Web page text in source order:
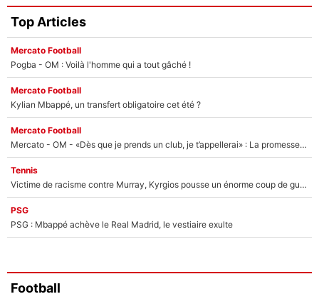
Top Articles
Mercato Football
Pogba - OM : Voilà l'homme qui a tout gâché !
Mercato Football
Kylian Mbappé, un transfert obligatoire cet été ?
Mercato Football
Mercato - OM - «Dès que je prends un club, je t’appellerai» : La promesse de Marcelino au moment de claquer la porte
Tennis
Victime de racisme contre Murray, Kyrgios pousse un énorme coup de gueule !
PSG
PSG : Mbappé achève le Real Madrid, le vestiaire exulte
Football